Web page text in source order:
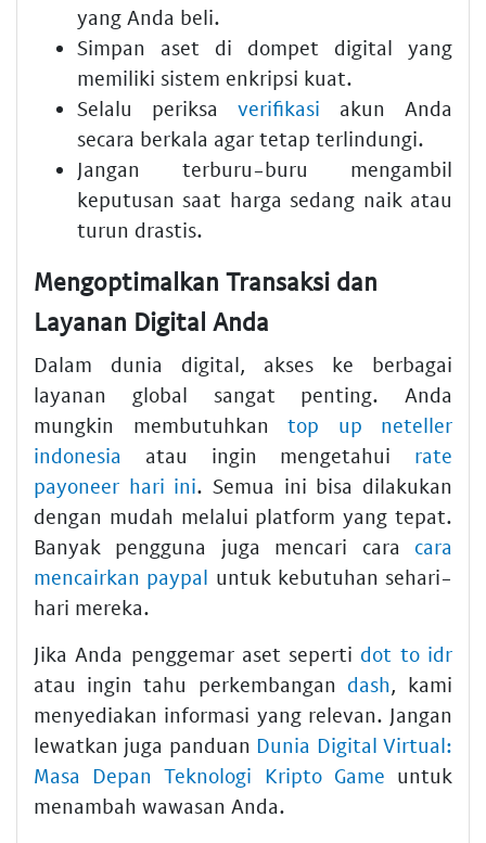
yang Anda beli.
Simpan aset di dompet digital yang
memiliki sistem enkripsi kuat.
Selalu periksa verifikasi akun Anda
secara berkala agar tetap terlindungi.
Jangan terburu-buru mengambil
keputusan saat harga sedang naik atau
turun drastis.
Mengoptimalkan Transaksi dan
Layanan Digital Anda
Dalam dunia digital, akses ke berbagai
layanan global sangat penting. Anda
mungkin membutuhkan top up neteller
indonesia atau ingin mengetahui rate
payoneer hari ini. Semua ini bisa dilakukan
dengan mudah melalui platform yang tepat.
Banyak pengguna juga mencari cara cara
mencairkan paypal untuk kebutuhan sehari-
hari mereka.
Jika Anda penggemar aset seperti dot to idr
atau ingin tahu perkembangan dash, kami
menyediakan informasi yang relevan. Jangan
lewatkan juga panduan Dunia Digital Virtual:
Masa Depan Teknologi Kripto Game untuk
menambah wawasan Anda.